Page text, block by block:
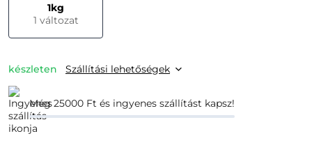
1kg
1 változat
készleten Szállítási lehetőségek
Még 25000 Ft és ingyenes szállítást kapsz!